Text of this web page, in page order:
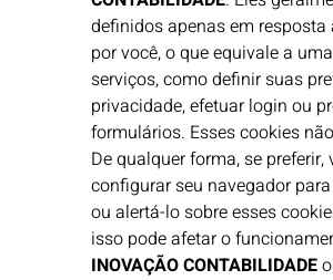
definidos apenas em
por você, o que equivale a
serviços, como definir suas
privacidade, efetuar login ou
formulários. Esses cookies
De qualquer forma, se preferir,
configurar seu navegador
ou alertá-lo sobre esses
isso pode afetar o
INOVAÇÃO CONTABILIDADE